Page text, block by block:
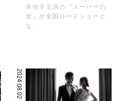
本信子主演の『スーパーの
女』が全国ロードショーと
な...
2024.08.02